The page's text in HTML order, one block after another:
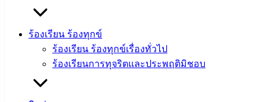
ร้องเรียน ร้องทุกข์
ร้องเรียน ร้องทุกข์เรื่องทั่วไป
ร้องเรียนการทุจริตและประพฤติมิชอบ